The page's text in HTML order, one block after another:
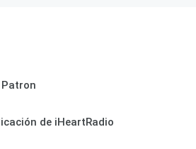
de iHeartRadio